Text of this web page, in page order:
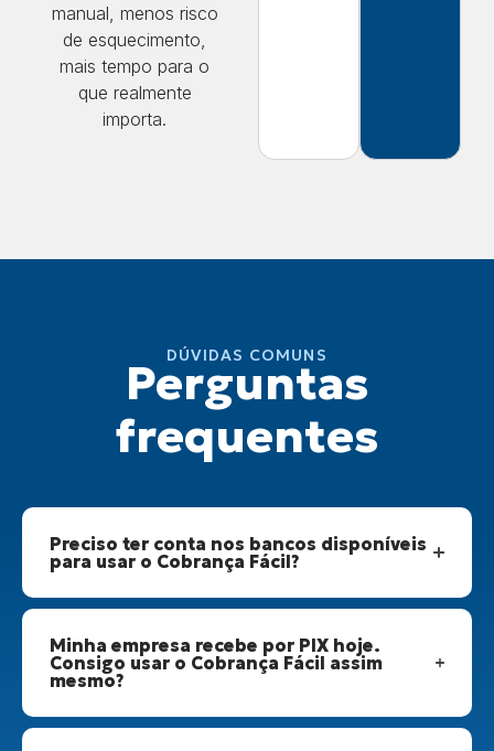
manual, menos risco
de esquecimento,
mais tempo para o
que realmente
importa.
DÚVIDAS COMUNS
Perguntas
frequentes
Preciso ter conta nos bancos disponíveis
para usar o Cobrança Fácil?
Minha empresa recebe por PIX hoje.
Consigo usar o Cobrança Fácil assim
mesmo?